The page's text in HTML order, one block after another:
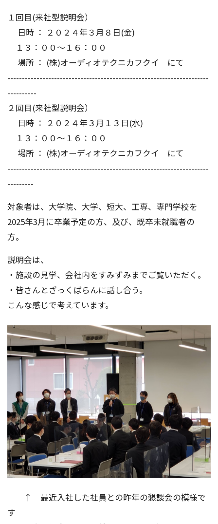
１回目(来社型説明会）
日時 ： ２０２４年３月８日(金)
１３：００～１６：００
場所 ： (株)オーディオテクニカフクイ にて
---------------------------------------------------------------------
----------
２回目(来社型説明会）
日時 ： ２０２４年３月１３日(水)
１３：００～１６：００
場所 ： (株)オーディオテクニカフクイ にて
---------------------------------------------------------------------
---------
対象者は、大学院、大学、短大、工専、専門学校を
2025年3月に卒業予定の方、及び、既卒未就職者の
方。
説明会は、
・施設の見学、会社内をすみずみまでご覧いただく。
・皆さんとざっくばらんに話し合う。
こんな感じで考えています。
↑ 最近入社した社員との昨年の懇談会の模様で
す